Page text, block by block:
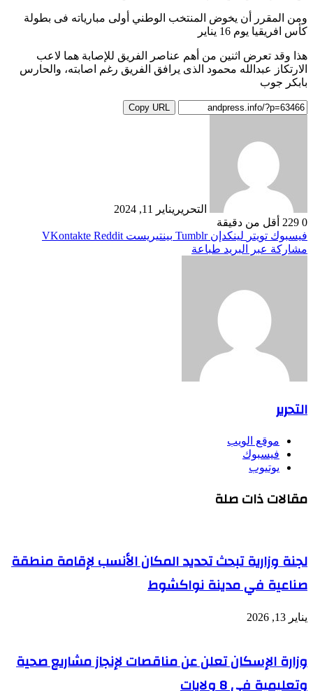
ومن المقرر أن يخوض المنتخب الوطني أولى مبارياته فى بطولة
كأس افريقيا يوم 16 يناير
هذا وقد تعرض اثنين من أهم عناصر الفريق للإصابة هما لاعب
الارتكاز عبدالله محمود الذى يرافق الفريق رغم اصابته، والحارس
بابكر جوب
Copy URL
التحرير يناير 11, 2024
0
أقل من دقيقة
فيسبوك تويتر لينكدإن بينتيريست
مشاركة عبر البريد طباعة
التحرير
موقع الويب
فيسبوك
يوتيوب
مقالات ذات صلة
لجنة وزارية تبحث تحديد المكان الأنسب لإقامة منطقة
صناعية في مدينة نواكشوط
يناير 13, 2026
وزارة الإسكان تعلن عن مناقصات لإنجاز مشاريع صحية
وتعليمية في 8 ولايات